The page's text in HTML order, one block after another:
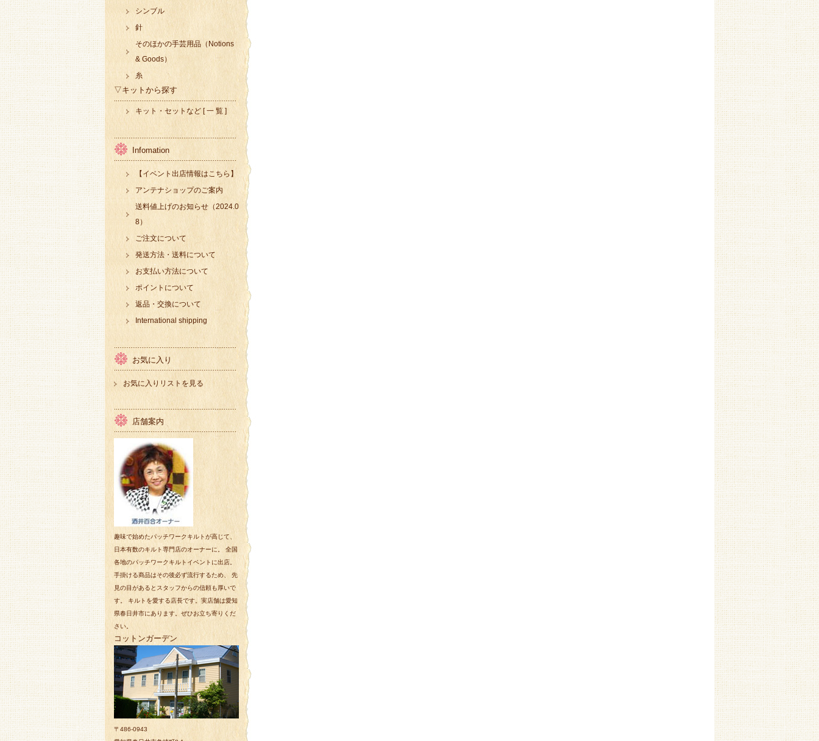
シンブル
針
そのほかの手芸用品（Notions
& Goods）
糸
▽キットから探す
キット・セットなど [ 一 覧 ]
Infomation
【イベント出店情報はこちら】
アンテナショップのご案内
送料値上げのお知らせ（2024.0
8）
ご注文について
発送方法・送料について
お支払い方法について
ポイントについて
返品・交換について
International shipping
お気に入り
お気に入りリストを見る
店舗案内
趣味で始めたパッチワークキルトが高じて、
日本有数のキルト専門店のオーナーに。 全国
各地のパッチワークキルトイベントに出店。
手掛ける商品はその後必ず流行するため、 先
見の目があるとスタッフからの信頼も厚いで
す。 キルトを愛する店長です。実店舗は愛知
県春日井市にあります。ぜひお立ち寄りくだ
さい。
コットンガーデン
〒486-0943